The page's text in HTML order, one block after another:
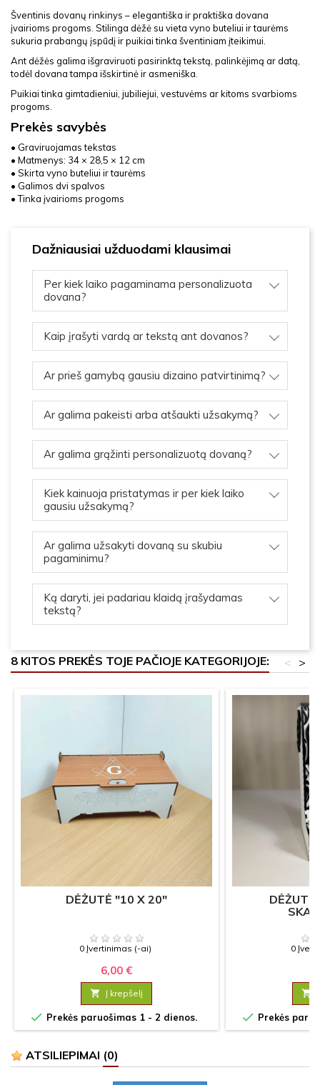
Šventinis dovanų rinkinys – elegantiška ir praktiška dovana
įvairioms progoms. Stilinga dėžė su vieta vyno buteliui ir taurėms
sukuria prabangų įspūdį ir puikiai tinka šventiniam įteikimui.
Ant dėžės galima išgraviruoti pasirinktą tekstą, palinkėjimą ar datą,
todėl dovana tampa išskirtinė ir asmeniška.
Puikiai tinka gimtadieniui, jubiliejui, vestuvėms ar kitoms svarbioms
progoms.
Prekės savybės
• Graviruojamas tekstas
• Matmenys: 34 × 28,5 × 12 cm
• Skirta vyno buteliui ir taurėms
• Galimos dvi spalvos
• Tinka įvairioms progoms
Dažniausiai užduodami klausimai
Per kiek laiko pagaminama personalizuota
dovana?
Kaip įrašyti vardą ar tekstą ant dovanos?
Ar prieš gamybą gausiu dizaino patvirtinimą?
Ar galima pakeisti arba atšaukti užsakymą?
Ar galima grąžinti personalizuotą dovaną?
Kiek kainuoja pristatymas ir per kiek laiko
gausiu užsakymą?
Ar galima užsakyti dovaną su skubiu
pagaminimu?
Ką daryti, jei padariau klaidą įrašydamas
tekstą?
8 KITOS PREKĖS TOJE PAČIOJE KATEGORIJOJE: >
<
DĖŽUTĖ "10 X 20"
0 Įvertinimas (-ai)
6,00 €
 Į krepšelį
 Prekės paruošimas 1 - 2 dienos.
DĖŽUTĖ
0

 Prekės
ATSILIEPIMAI (0)